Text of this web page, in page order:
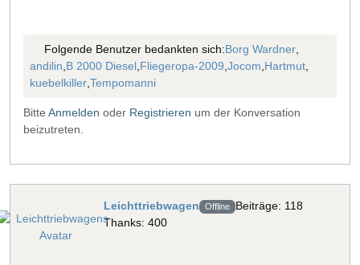
Folgende Benutzer bedankten sich:Borg Wardner,
andilin B 2000 Diesel Fliegeropa-2009 Jocom Hartmut
kuebelkiller Tempomanni
Bitte Anmelden oder Registrieren um der Konversation
beizutreten.
Leichttriebwagen Offline Beiträge: 118
Thanks: 400